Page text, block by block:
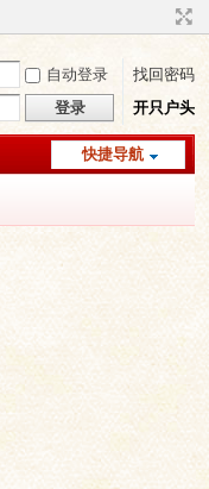
自动登录
找回密码
登录 开只户头
快捷导航